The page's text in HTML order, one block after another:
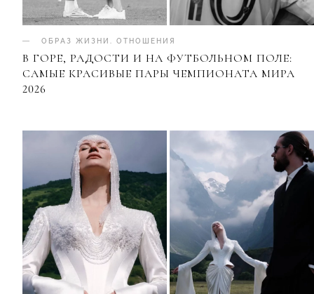
ОБРАЗ ЖИЗНИ ОТНОШЕНИЯ
В ГОРЕ, РАДОСТИ И НА ФУТБОЛЬНОМ ПОЛЕ:
САМЫЕ КРАСИВЫЕ ПАРЫ ЧЕМПИОНАТА МИРА
2026